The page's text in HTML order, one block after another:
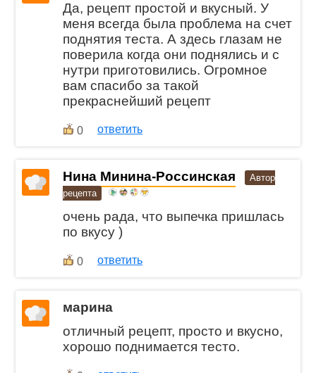
Да, рецепт простой и вкусный. У
меня всегда была проблема на счет
поднятия теста. А здесь глазам не
поверила когда они поднялись и с
нутри приготовились. Огромное
вам спасибо за такой
прекраснейший рецепт
0 ответить
Нина Минина-Россинская
Автор
рецепта
очень рада, что выпечка пришлась
по вкусу )
0 ответить
марина
отличный рецепт, просто и вкусно,
хорошо поднимается тесто.